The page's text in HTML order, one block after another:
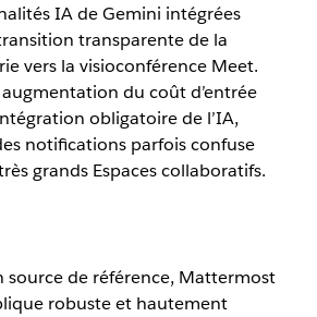
IA de Gemini intégrées
transparente de la
vers la visioconférence Meet.
augmentation du coût d’entrée
obligatoire de l’IA,
notifications parfois confuse
grands Espaces collaboratifs.
source de référence, Mattermost
robuste et hautement